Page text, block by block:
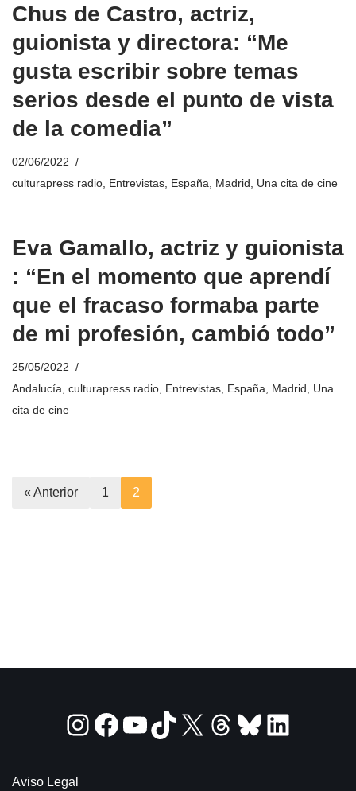
Chus de Castro, actriz,
guionista y directora: “Me
gusta escribir sobre temas
serios desde el punto de vista
de la comedia”
02/06/2022
culturapress radio Entrevistas España Madrid Una cita de cine
Eva Gamallo, actriz y guionista
: “En el momento que aprendí
que el fracaso formaba parte
de mi profesión, cambió todo”
25/05/2022
Andalucía culturapress radio Entrevistas España Madrid
Una
cita de cine
« Anterior 1 2
Aviso Legal